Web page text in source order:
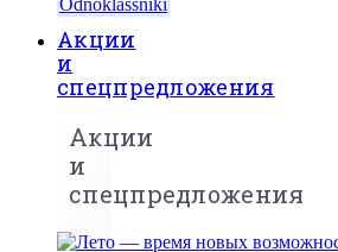
Odnoklassniki
Акции
и
спецпредложения
Акции
и
спецпредложения